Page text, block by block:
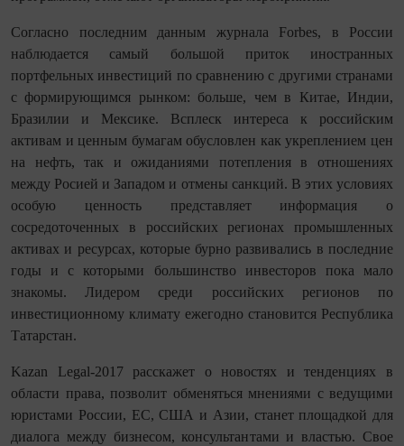
Согласно последним данным журнала Forbes, в России
наблюдается самый большой приток иностранных
портфельных инвестиций по сравнению с другими странами
с формирующимся рынком: больше, чем в Китае, Индии,
Бразилии и Мексике. Всплеск интереса к российским
активам и ценным бумагам обусловлен как укреплением цен
на нефть, так и ожиданиями потепления в отношениях
между Росией и Западом и отмены санкций. В этих условиях
особую ценность представляет информация о
сосредоточенных в российских регионах промышленных
активах и ресурсах, которые бурно развивались в последние
годы и с которыми большинство инвесторов пока мало
знакомы. Лидером среди российских регионов по
инвестиционному климату ежегодно становится Республика
Татарстан.
Kazan Legal-2017 расскажет о новостях и тенденциях в
области права, позволит обменяться мнениями с ведущими
юристами России, ЕС, США и Азии, станет площадкой для
диалога между бизнесом, консультантами и властью. Свое